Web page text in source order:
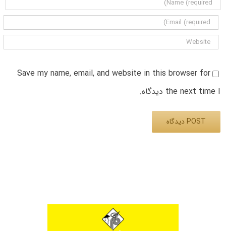
Save my name, email, and website in this browser for
the next time I دیدگاه.